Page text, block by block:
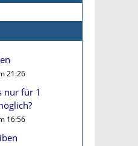
21:26
nur für 1
16:56